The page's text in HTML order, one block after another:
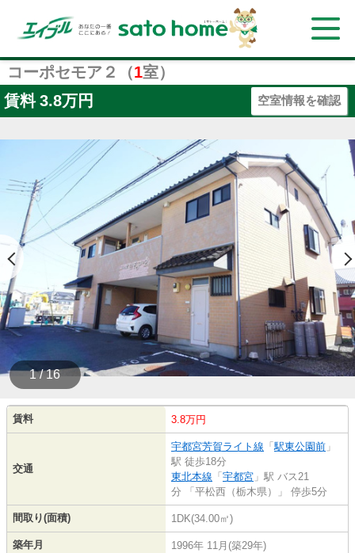
コーポセモア２（1室）
賃料 3.8万円 空室情報を確認
1 / 16
賃料 3.8万円
交通
宇都宮芳賀ライト線 「駅東公園前 」
駅 徒歩18分
東北本線 「 宇都宮 」駅 バス21
分 「平松西（栃木県）」 停歩5分
間取り(面積) 1DK(34.00㎡)
築年月 1996年 11月(築29年)